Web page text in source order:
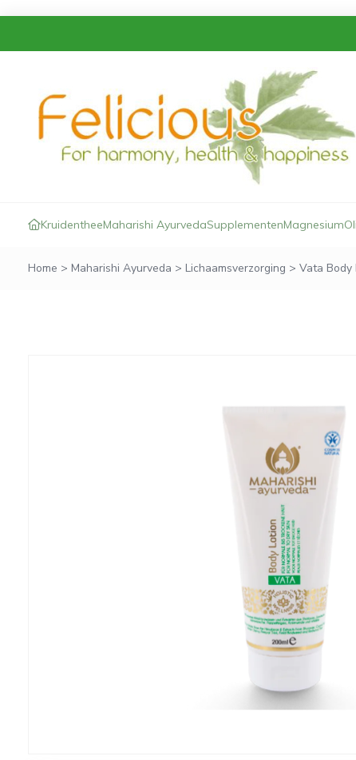
KruidentheeMaharishi AyurvedaSupplementenMagnesium
Home > Maharishi Ayurveda > Lichaamsverzorging > Vata Body